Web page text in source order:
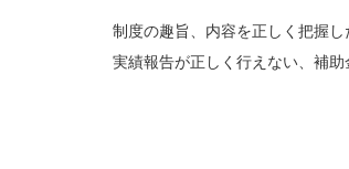
制度の趣旨、内容を正しく把握
実績報告が正しく行えない、補